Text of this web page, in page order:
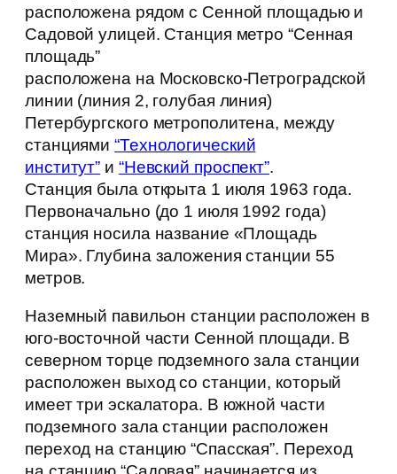
расположена рядом с Сенной площадью и
Садовой улицей. Станция метро “Сенная
площадь”
расположена на Московско-Петроградской
линии (линия 2, голубая линия)
Петербургского метрополитена, между
станциями“Технологический
институт” и “Невский проспект”.
Станция была открыта 1 июля 1963 года.
Первоначально (до 1 июля 1992 года)
станция носила название «Площадь
Мира». Глубина заложения станции 55
метров.
Наземный павильон станции расположен в
юго-восточной части Сенной площади. В
северном торце подземного зала станции
расположен выход со станции, который
имеет три эскалатора. В южной части
подземного зала станции расположен
переход на станцию “Спасская”. Переход